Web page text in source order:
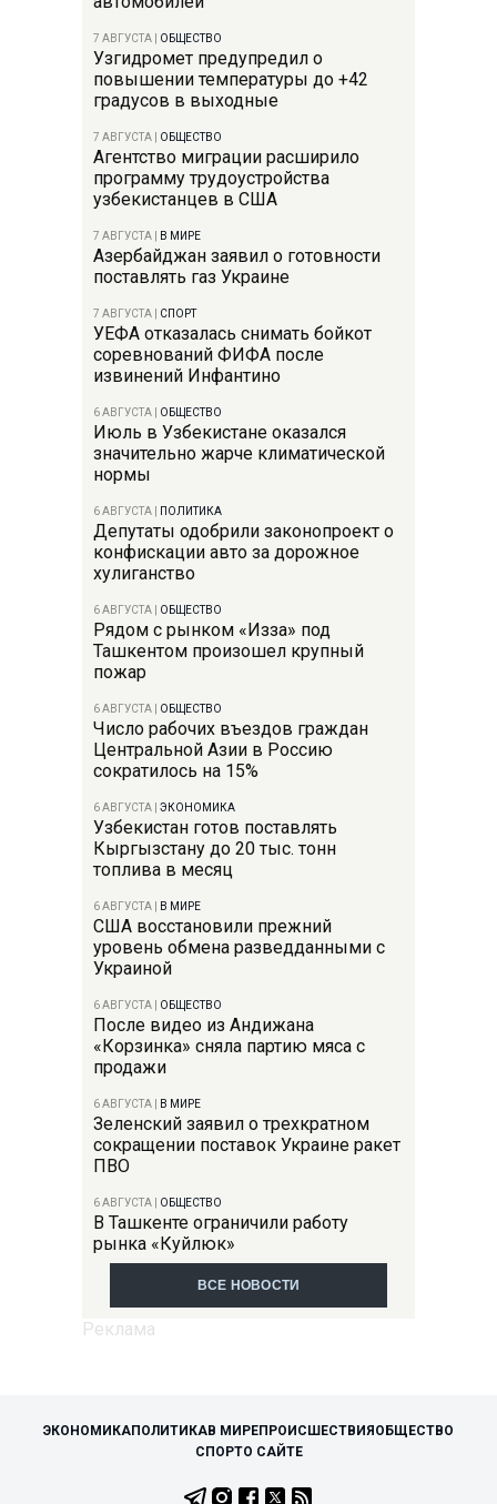
7 АВГУСТА ОБЩЕСТВО
Узгидромет предупредил о
повышении температуры до +42
градусов в выходные
7 АВГУСТА ОБЩЕСТВО
Агентство миграции расширило
программу трудоустройства
узбекистанцев в США
7 АВГУСТА В МИРЕ
Азербайджан заявил о готовности
поставлять газ Украине
7 АВГУСТА СПОРТ
УЕФА отказалась снимать бойкот
соревнований ФИФА после
извинений Инфантино
6 АВГУСТА ОБЩЕСТВО
Июль в Узбекистане оказался
значительно жарче климатической
нормы
6 АВГУСТА ПОЛИТИКА
Депутаты одобрили законопроект о
конфискации авто за дорожное
хулиганство
6 АВГУСТА ОБЩЕСТВО
Рядом с рынком «Изза» под
Ташкентом произошел крупный
пожар
6 АВГУСТА ОБЩЕСТВО
Число рабочих въездов граждан
Центральной Азии в Россию
сократилось на 15%
6 АВГУСТА ЭКОНОМИКА
Узбекистан готов поставлять
Кыргызстану до 20 тыс. тонн
топлива в месяц
6 АВГУСТА В МИРЕ
США восстановили прежний
уровень обмена разведданными с
Украиной
6 АВГУСТА ОБЩЕСТВО
После видео из Андижана
«Корзинка» сняла партию мяса с
продажи
6 АВГУСТА В МИРЕ
Зеленский заявил о трехкратном
сокращении поставок Украине ракет
ПВО
6 АВГУСТА ОБЩЕСТВО
В Ташкенте ограничили работу
рынка «Куйлюк»
ВСЕ НОВОСТИ
ЭКОНОМИКАПОЛИТИКАВ МИРЕПРОИСШЕСТВИЯОБЩЕСТВО
СПОРТО САЙТЕ